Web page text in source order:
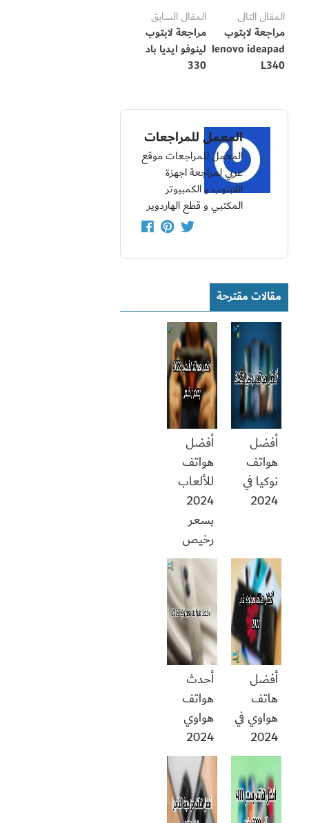
المقال التالى
مراجعة لابتوب
lenovo ideapad
L340
المقال السابق
مراجعة لابتوب
لينوفو ايديا باد
330
المعمل للمراجعات
المعمل للمراجعات موقع
عربي لمراجعة اجهزة
اللابتوب و الكمبيوتر
المكتبي و قطع الهاردوير
مقالات مقترحة
أفضل
هواتف
نوكيا في
2024
أفضل
هواتف
للألعاب
2024
بسعر
رخيص
أفضل
هاتف
هواوي في
2024
أحدث
هواتف
هواوي
2024